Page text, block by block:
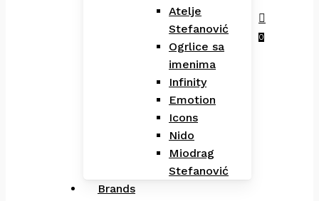
search
0
Menu
Atelje
Stefanović
Ogrlice sa
imenima
Infinity
Emotion
Icons
Nido
Miodrag
Stefanović
Brands